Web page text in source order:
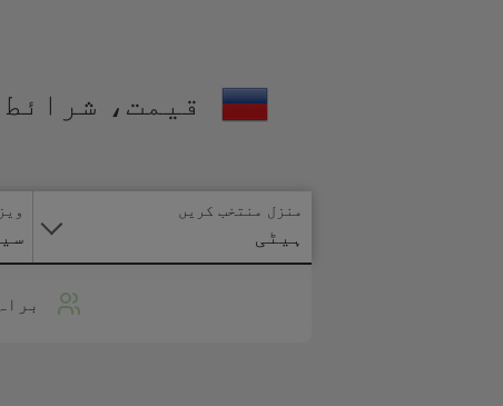
قیمت،
منزل منتخب کریں
ہیٹی